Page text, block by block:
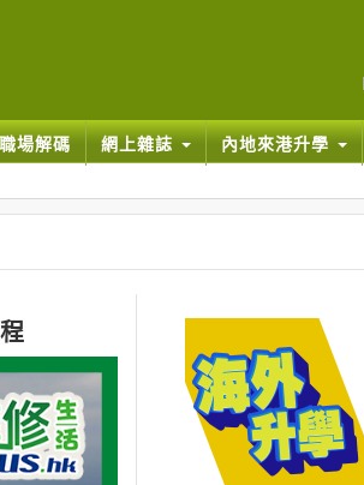
場解碼 網上雜誌 內地來港升學